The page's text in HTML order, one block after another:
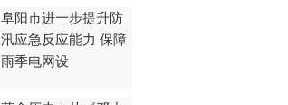
阜阳市进一步提升防
汛应急反应能力 保障
雨季电网设